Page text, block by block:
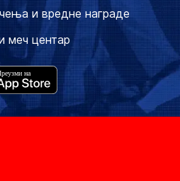
и вредне награде
меч центар